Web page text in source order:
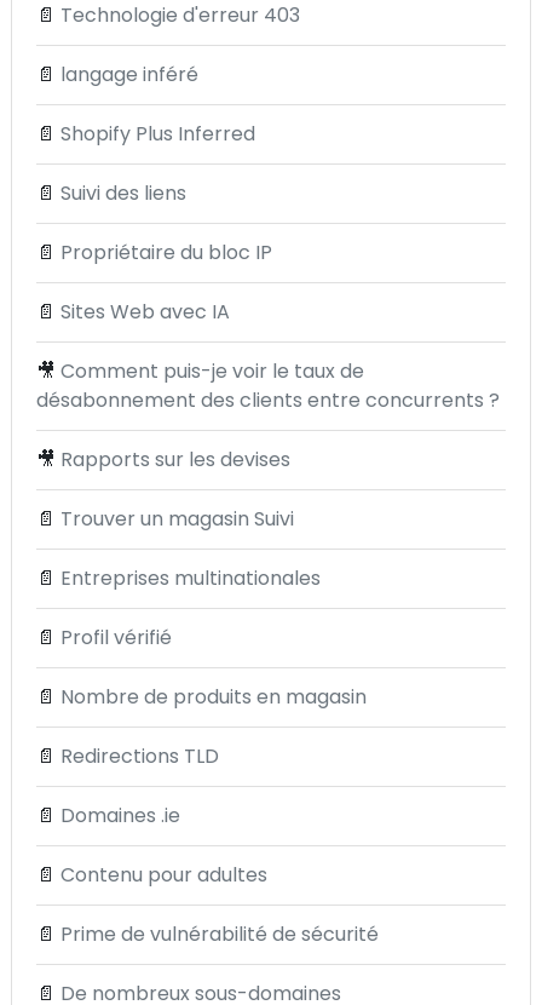
📄 Technologie d'erreur 403
📄 langage inféré
📄 Shopify Plus Inferred
📄 Suivi des liens
📄 Propriétaire du bloc IP
📄 Sites Web avec IA
🎥 Comment puis-je voir le taux de
désabonnement des clients entre concurrents ?
🎥 Rapports sur les devises
📄 Trouver un magasin Suivi
📄 Entreprises multinationales
📄 Profil vérifié
📄 Nombre de produits en magasin
📄 Redirections TLD
📄 Domaines .ie
📄 Contenu pour adultes
📄 Prime de vulnérabilité de sécurité
📄 De nombreux sous-domaines